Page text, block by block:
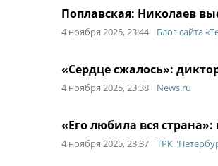
Поплавская: Николаев
4 ноября 2025, 23:44 Блог сайта
«Сердце сжалось»:
4 ноября 2025, 23:38 News.ru
«Его любила вся
4 ноября 2025, 23:37 ТРК